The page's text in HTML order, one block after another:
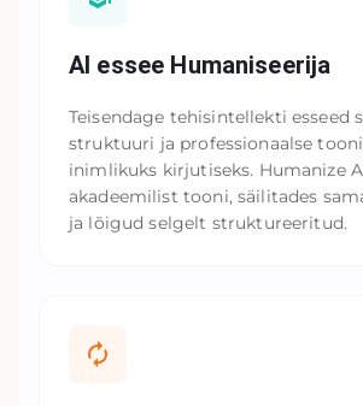
AI essee Humaniseerija
Teisendage tehisintellekti esseed
struktuuri ja professionaalse
inimlikuks kirjutiseks. Humanize
akadeemilist tooni, säilitades
ja lõigud selgelt struktureeritud.